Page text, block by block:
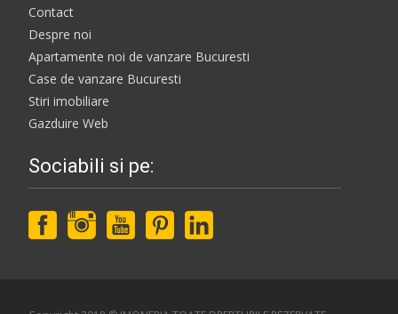
Contact
Despre noi
Apartamente noi de vanzare Bucuresti
Case de vanzare Bucuresti
Stiri imobiliare
Gazduire Web
Sociabili si pe: